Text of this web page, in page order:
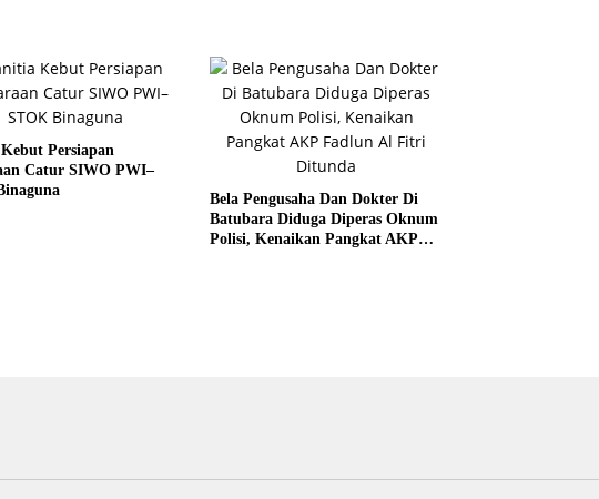
Persiapan
Catur SIWO PWI–
Bela Pengusaha Dan Dokter Di
Batubara Diduga Diperas Oknum
Polisi, Kenaikan Pangkat AKP